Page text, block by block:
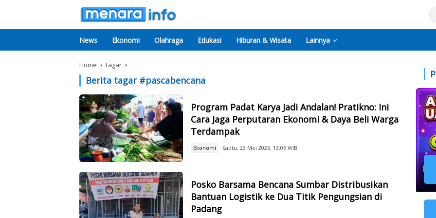
News Ekonomi Olahraga Edukasi Hiburan & Wisata Lainnya
Home Tagar
Berita tagar #pascabencana
Program Padat Karya Jadi Andalan! Pratikno: Ini
Cara Jaga Perputaran Ekonomi & Daya Beli Warga
Terdampak
Ekonomi Sabtu, 23 Mei 2026, 13:05 WIB
Posko Barsama Bencana Sumbar Distribusikan
Bantuan Logistik ke Dua Titik Pengungsian di
Padang